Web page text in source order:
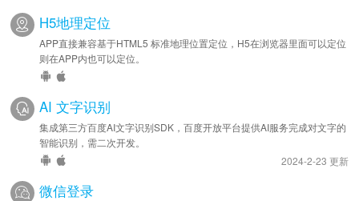
H5地理定位
APP直接兼容基于HTML5 标准地理位置定位，H5在浏览器里面可以定位
则在APP内也可以定位。
AI 文字识别
集成第三方百度AI文字识别SDK，百度开放平台提供AI服务完成对文字的
智能识别，需二次开发。
2024-2-23 更新
微信登录